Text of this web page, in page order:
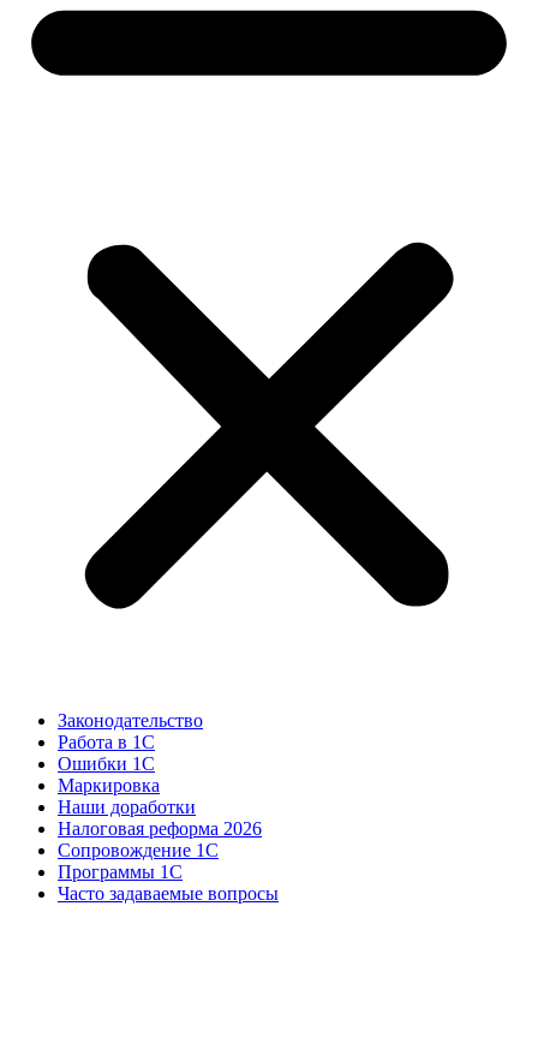
Законодательство
Работа в 1С
Ошибки 1С
Маркировка
Наши доработки
Налоговая реформа 2026
Сопровождение 1С
Программы 1С
Часто задаваемые вопросы